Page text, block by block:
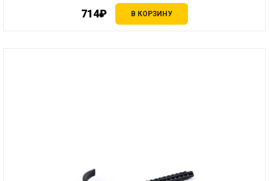
714₽ В КОРЗИНУ